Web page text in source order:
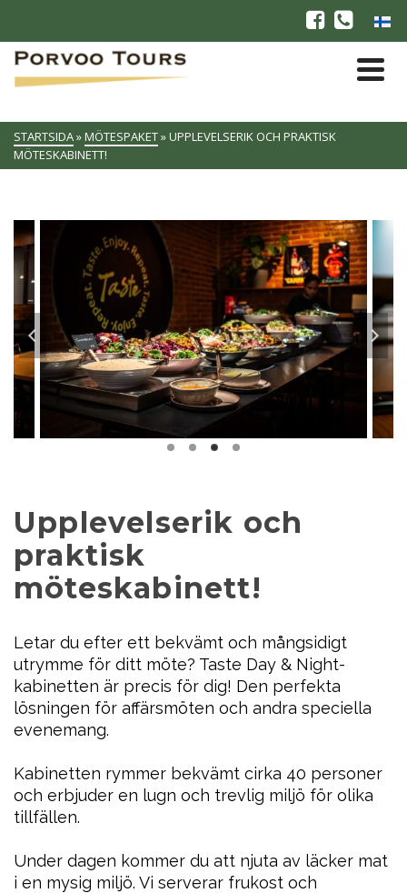
STARTSIDA»MÖTESPAKET»UPPLEVELSERIK OCH PRAKTISK
MÖTESKABINETT!
Upplevelserik och
praktisk
möteskabinett!
Letar du efter ett bekvämt och mångsidigt
utrymme för ditt möte? Taste Day & Night-
kabinetten är precis för dig! Den perfekta
lösningen för affärsmöten och andra speciella
evenemang.
Kabinetten rymmer bekvämt cirka 40 personer
och erbjuder en lugn och trevlig miljö för olika
tillfällen.
Under dagen kommer du att njuta av läcker mat
i en mysig miljö. Vi serverar frukost och